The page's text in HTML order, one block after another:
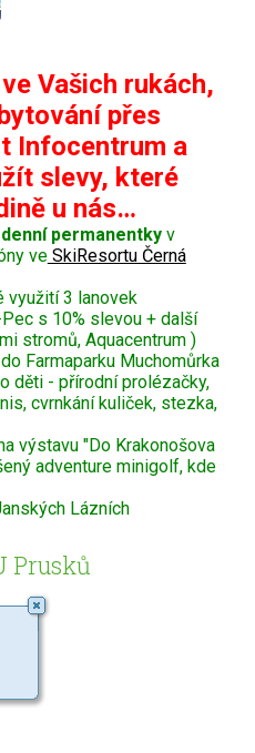
Vašich rukách,
přes
Infocentrum a
slevy, které
u nás…
permanentkyv
veSkiResortu Černá
využití 3 lanovek
s 10% slevou + další
stromů, Aquacentrum )
Farmaparku Muchomůrka
děti - přírodní prolézačky,
cvrnkání kuliček, stezka,
výstavu "Do Krakonošova
adventure minigolf, kde
Lázních
Prusků